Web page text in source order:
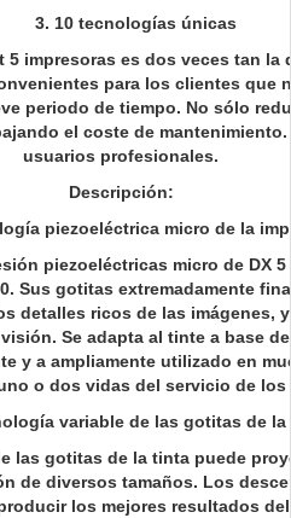
3. 10 tecnologías únicas
5 impresoras es dos veces tan la
para los clientes que
periodo de tiempo. No sólo
el coste de
usuarios profesionales.
Descripción:
piezoeléctrica micro de la
piezoeléctricas micro de DX
Sus gotitas extremadamente
detalles ricos de las imágenes,
Se adapta al tinte a base
y a ampliamente utilizado en
o dos vidas del servicio de los
variable de las gotitas de la
las gotitas de la tinta puede
de diversos tamaños. Los
los mejores resultados